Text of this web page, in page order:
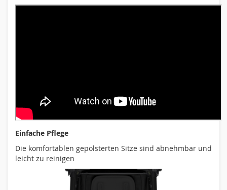
Einfache Pflege
Die komfortablen gepolsterten Sitze sind abnehmbar und
leicht zu reinigen